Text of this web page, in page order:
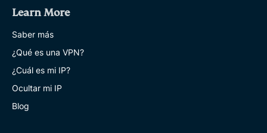
Learn More
Saber más
¿Qué es una VPN?
¿Cuál es mi IP?
Ocultar mi IP
Blog